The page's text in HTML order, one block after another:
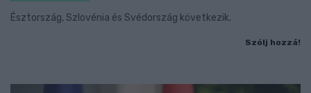
Észtország, Szlovénia és Svédország következik.
Szólj hozzá!